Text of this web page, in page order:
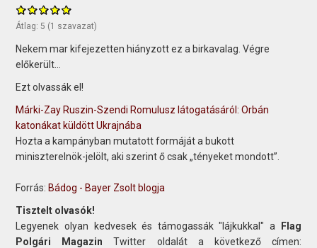
Átlag: 5 (1 szavazat)
Nekem mar kifejezetten hiányzott ez a birkavalag. Végre
előkerült…
Ezt olvassák el!
Márki-Zay Ruszin-Szendi Romulusz látogatásáról: Orbán
katonákat küldött Ukrajnába
Hozta a kampányban mutatott formáját a bukott
miniszterelnök-jelölt, aki szerint ő csak „tényeket mondott”.
Forrás: Bádog - Bayer Zsolt blogja
Tisztelt olvasók!
Legyenek olyan kedvesek és támogassák "lájkukkal" a
Flag
Polgári Magazin Twitter oldalát a következő címen: